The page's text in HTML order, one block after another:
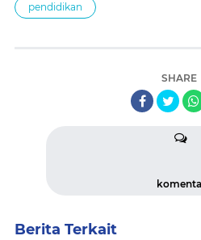
pendidikan
SHARE
Berita Terkait